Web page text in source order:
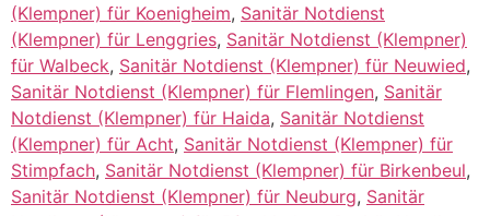
(Klempner) für Koenigheim, Sanitär Notdienst
(Klempner) für Lenggries, Sanitär Notdienst (Klempner)
für Walbeck, Sanitär Notdienst (Klempner) für Neuwied,
Sanitär Notdienst (Klempner) für Flemlingen, Sanitär
Notdienst (Klempner) für Haida, Sanitär Notdienst
(Klempner) für Acht, Sanitär Notdienst (Klempner) für
Stimpfach, Sanitär Notdienst (Klempner) für Birkenbeul,
Sanitär Notdienst (Klempner) für Neuburg, Sanitär